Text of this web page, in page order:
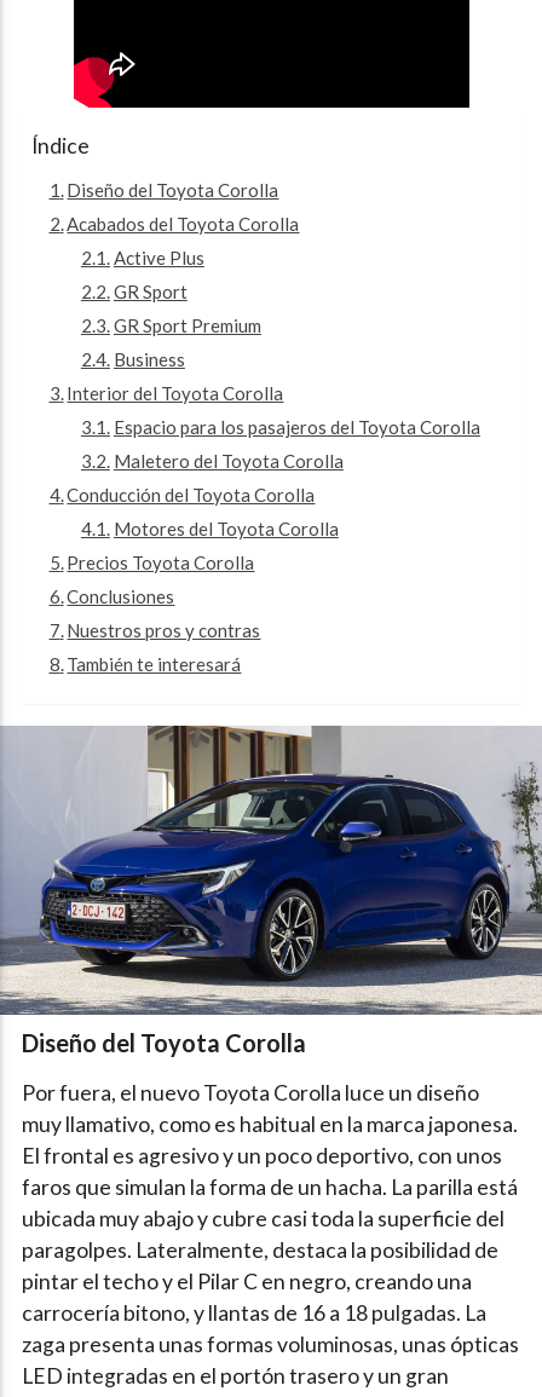
Índice
Diseño del Toyota Corolla
Acabados del Toyota Corolla
Active Plus
GR Sport
GR Sport Premium
Business
Interior del Toyota Corolla
Espacio para los pasajeros del Toyota Corolla
Maletero del Toyota Corolla
Conducción del Toyota Corolla
Motores del Toyota Corolla
Precios Toyota Corolla
Conclusiones
Nuestros pros y contras
También te interesará
Diseño del Toyota Corolla
Por fuera, el nuevo Toyota Corolla luce un diseño
muy llamativo, como es habitual en la marca japonesa.
El frontal es agresivo y un poco deportivo, con unos
faros que simulan la forma de un hacha. La parilla está
ubicada muy abajo y cubre casi toda la superficie del
paragolpes. Lateralmente, destaca la posibilidad de
pintar el techo y el Pilar C en negro, creando una
carrocería bitono, y llantas de 16 a 18 pulgadas. La
zaga presenta unas formas voluminosas, unas ópticas
LED integradas en el portón trasero y un gran